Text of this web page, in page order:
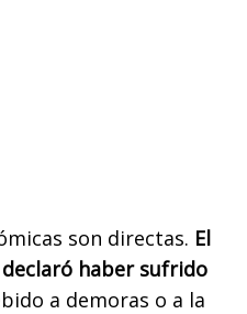
son directas. El
declaró haber sufrido
a demoras o a la